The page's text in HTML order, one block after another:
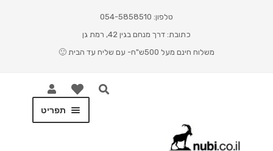
טלפון: 054-5858510
כתובת: דרך מנחם בגין 42, רמת גן
משלוח חינם מעל 500ש"ח- עם שליח עד הבית 🙂
תפריט
ראשי